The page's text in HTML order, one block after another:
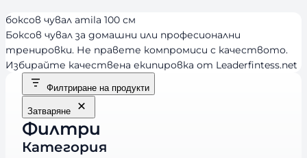
боксов чувал amila 100 см
Боксов чувал за домашни или професионални
тренировки. Не правете компромиси с качеството.
Избирайте качествена екипировка от Leaderfintess.net
Филтриране на продукти
Затваряне
Филтри
Категория